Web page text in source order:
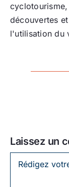
découvertes
l'utilisation du
Laissez un
Laissez